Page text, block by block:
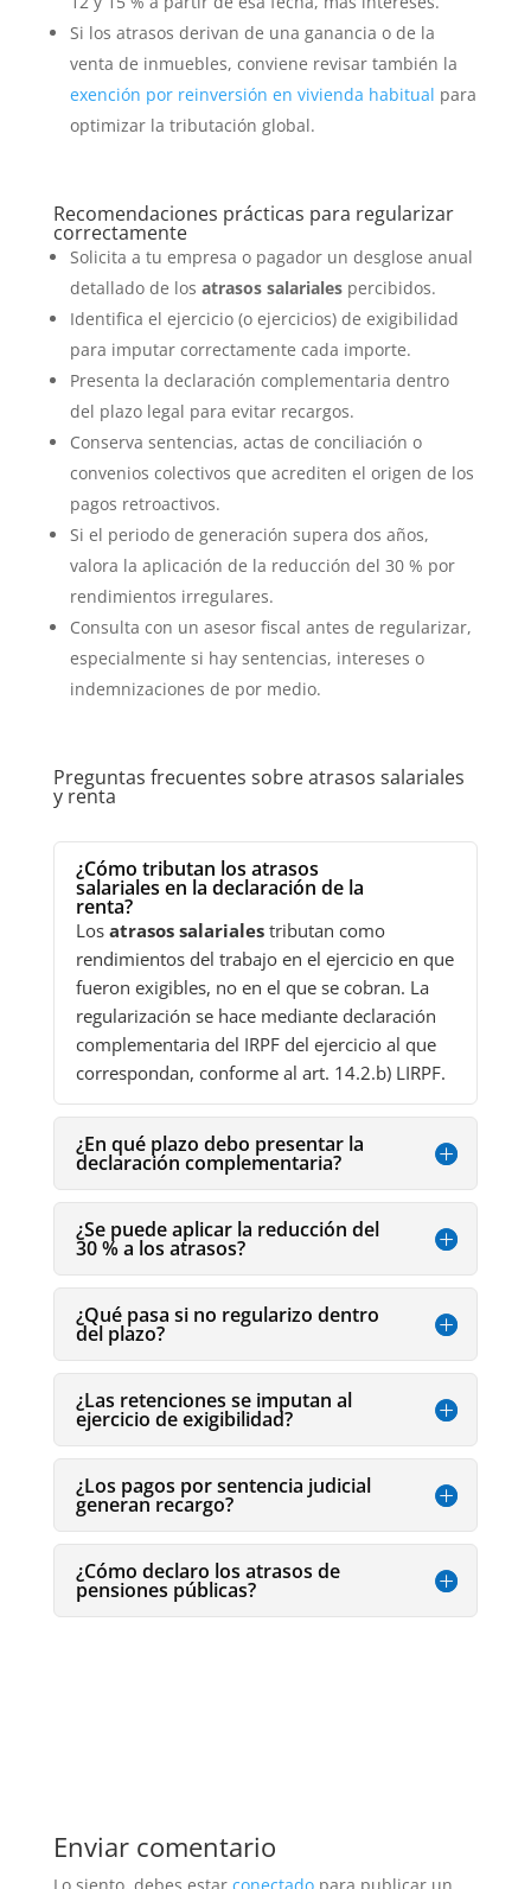
Si los atrasos derivan de una ganancia o de la
venta de inmuebles, conviene revisar también la
exención por reinversión en vivienda habitual para
optimizar la tributación global.
Recomendaciones prácticas para regularizar
correctamente
Solicita a tu empresa o pagador un desglose anual
detallado de los atrasos salarialespercibidos.
Identifica el ejercicio (o ejercicios) de exigibilidad
para imputar correctamente cada importe.
Presenta la declaración complementaria dentro
del plazo legal para evitar recargos.
Conserva sentencias, actas de conciliación o
convenios colectivos que acrediten el origen de los
pagos retroactivos.
Si el periodo de generación supera dos años,
valora la aplicación de la reducción del 30 % por
rendimientos irregulares.
Consulta con un asesor fiscal antes de regularizar,
especialmente si hay sentencias, intereses o
indemnizaciones de por medio.
Preguntas frecuentes sobre atrasos salariales
y renta
¿Cómo tributan los atrasos
salariales en la declaración de la
renta?
Los atrasos salarialestributan como
rendimientos del trabajo en el ejercicio en que
fueron exigibles, no en el que se cobran. La
regularización se hace mediante declaración
complementaria del IRPF del ejercicio al que
correspondan, conforme al art. 14.2.b) LIRPF.
¿En qué plazo debo presentar la
declaración complementaria?
¿Se puede aplicar la reducción del
30 % a los atrasos?
¿Qué pasa si no regularizo dentro
del plazo?
¿Las retenciones se imputan al
ejercicio de exigibilidad?
¿Los pagos por sentencia judicial
generan recargo?
¿Cómo declaro los atrasos de
pensiones públicas?
Enviar comentario